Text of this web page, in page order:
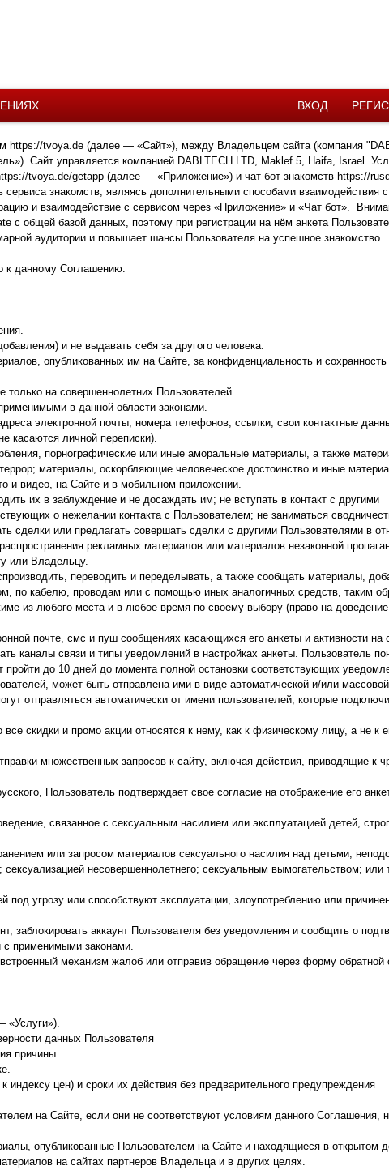
ВХОД
https://tvoya.de (далее — «Сайт»), между Владельцем сайта (компания
Сайт управляется компанией DABLTECH LTD, Maklef 5, Haifa, Israel.
tvoya.de/getapp (далее — «Приложение») и чат бот знакомств https://
знакомств, являясь дополнительными способами взаимодействия
и взаимодействие с сервисом через «Приложение» и «Чат бот».
с общей базой данных, поэтому при регистрации на нём анкета
аудитории и повышает шансы Пользователя на успешное знакомство.
к данному Соглашению.
и не выдавать себя за другого человека.
опубликованных им на Сайте, за конфиденциальность и
на совершеннолетних Пользователей.
в данной области законами.
электронной почты, номера телефонов, ссылки, свои контактные
касаются личной переписки).
порнографические или иные аморальные материалы, а также
материалы, оскорбляющие человеческое достоинство и иные
и видео, на Сайте и в мобильном приложении.
их в заблуждение и не досаждать им; не вступать в контакт с другими
о нежелании контакта с Пользователем; не заниматься
сделки или предлагать совершать сделки с другими Пользователями в
рекламных материалов или материалов незаконной
или Владельцу.
переводить и переделывать, а также сообщать материалы,
по кабелю, проводам или с помощью иных аналогичных средств, таким
из любого места и в любое время по своему выбору (право на
почте, смс и пуш сообщениях касающихся его анкеты и активности на
каналы связи и типы уведомлений в настройках анкеты. Пользователь
до 10 дней до момента полной остановки соответствующих
может быть отправлена ими в виде автоматической и/или
отправляться автоматически от имени пользователей, которые
скидки и промо акции относятся к нему, как к физическому лицу, а не к
множественных запросов к сайту, включая действия, приводящие к
Пользователь подтверждает свое согласие на отображение его
связанное с сексуальным насилием или эксплуатацией детей,
или запросом материалов сексуального насилия над детьми;
несовершеннолетнего; сексуальным вымогательством; или
под угрозу или способствуют эксплуатации, злоупотреблению или
заблокировать аккаунт Пользователя без уведомления и сообщить о
с применимыми законами.
механизм жалоб или отправив обращение через форму обратной
«Услуги»).
данных Пользователя
причины
индексу цен) и сроки их действия без предварительного предупреждения
на Сайте, если они не соответствуют условиям данного Соглашения,
опубликованные Пользователем на Сайте и находящиеся в открытом
на сайтах партнеров Владельца и в других целях.